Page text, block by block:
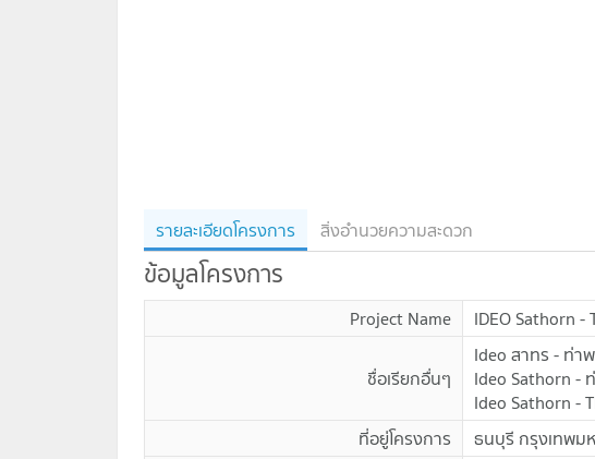
รายละเอียดโครงการ สิ่งอำนวยความสะดวก
ข้อมูลโครงการ
Project Name IDEO Sathorn -
ชื่อเรียกอื่นๆ
Ideo สาทร - ท่าพ
Ideo Sathorn -
Ideo Sathorn -
ที่อยู่โครงการ
ธนบุรี กรุงเทพม